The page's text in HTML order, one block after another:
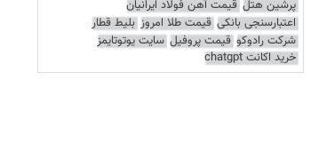
پرشین هتل قیمت آهن فولاد ایرانیان
اعتبارسنجی بانکی قیمت طلا امروز بلیط قطار
شرکت رادوکو قیمت پروفیل سایت یوتوتایمز
خرید اکانت chatgpt